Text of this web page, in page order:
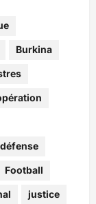
Burkina
défense
Football
justice